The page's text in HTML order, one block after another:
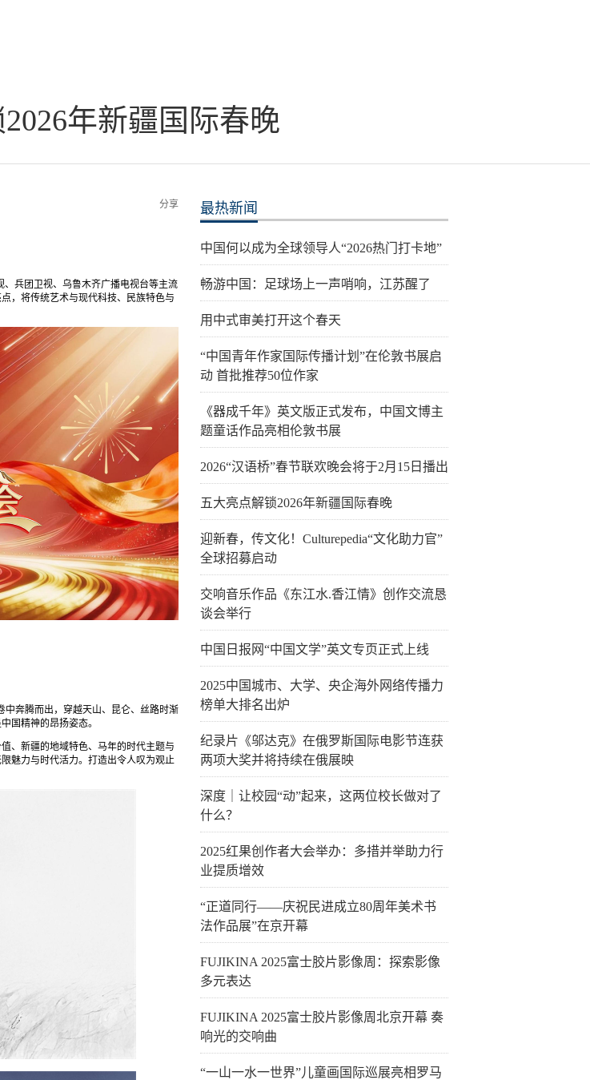
年新疆国际春晚
分享
兵团卫视、乌鲁木齐广播电视台等主流
，将传统艺术与现代科技、民族特色与
中奔腾而出，穿越天山、昆仑、丝路时渐
国精神的昂扬姿态。
、新疆的地域特色、马年的时代主题与
魅力与时代活力。打造出令人叹为观止
最热新闻
中国何以成为全球领导人“2026热门打卡地”
畅游中国：足球场上一声哨响，江苏醒了
用中式审美打开这个春天
“中国青年作家国际传播计划”在伦敦书展启
动 首批推荐50位作家
《器成千年》英文版正式发布，中国文博主
题童话作品亮相伦敦书展
2026“汉语桥”春节联欢晚会将于2月15日播出
五大亮点解锁2026年新疆国际春晚
迎新春，传文化！Culturepedia“文化助力官”
全球招募启动
交响音乐作品《东江水.香江情》创作交流恳
谈会举行
中国日报网“中国文学”英文专页正式上线
2025中国城市、大学、央企海外网络传播力
榜单大排名出炉
纪录片《邬达克》在俄罗斯国际电影节连获
两项大奖并将持续在俄展映
深度｜让校园“动”起来，这两位校长做对了
什么？
2025红果创作者大会举办：多措并举助力行
业提质增效
“正道同行——庆祝民进成立80周年美术书
法作品展”在京开幕
FUJIKINA 2025富士胶片影像周：探索影像
多元表达
FUJIKINA 2025富士胶片影像周北京开幕 奏
响光的交响曲
“一山一水一世界”儿童画国际巡展亮相罗马